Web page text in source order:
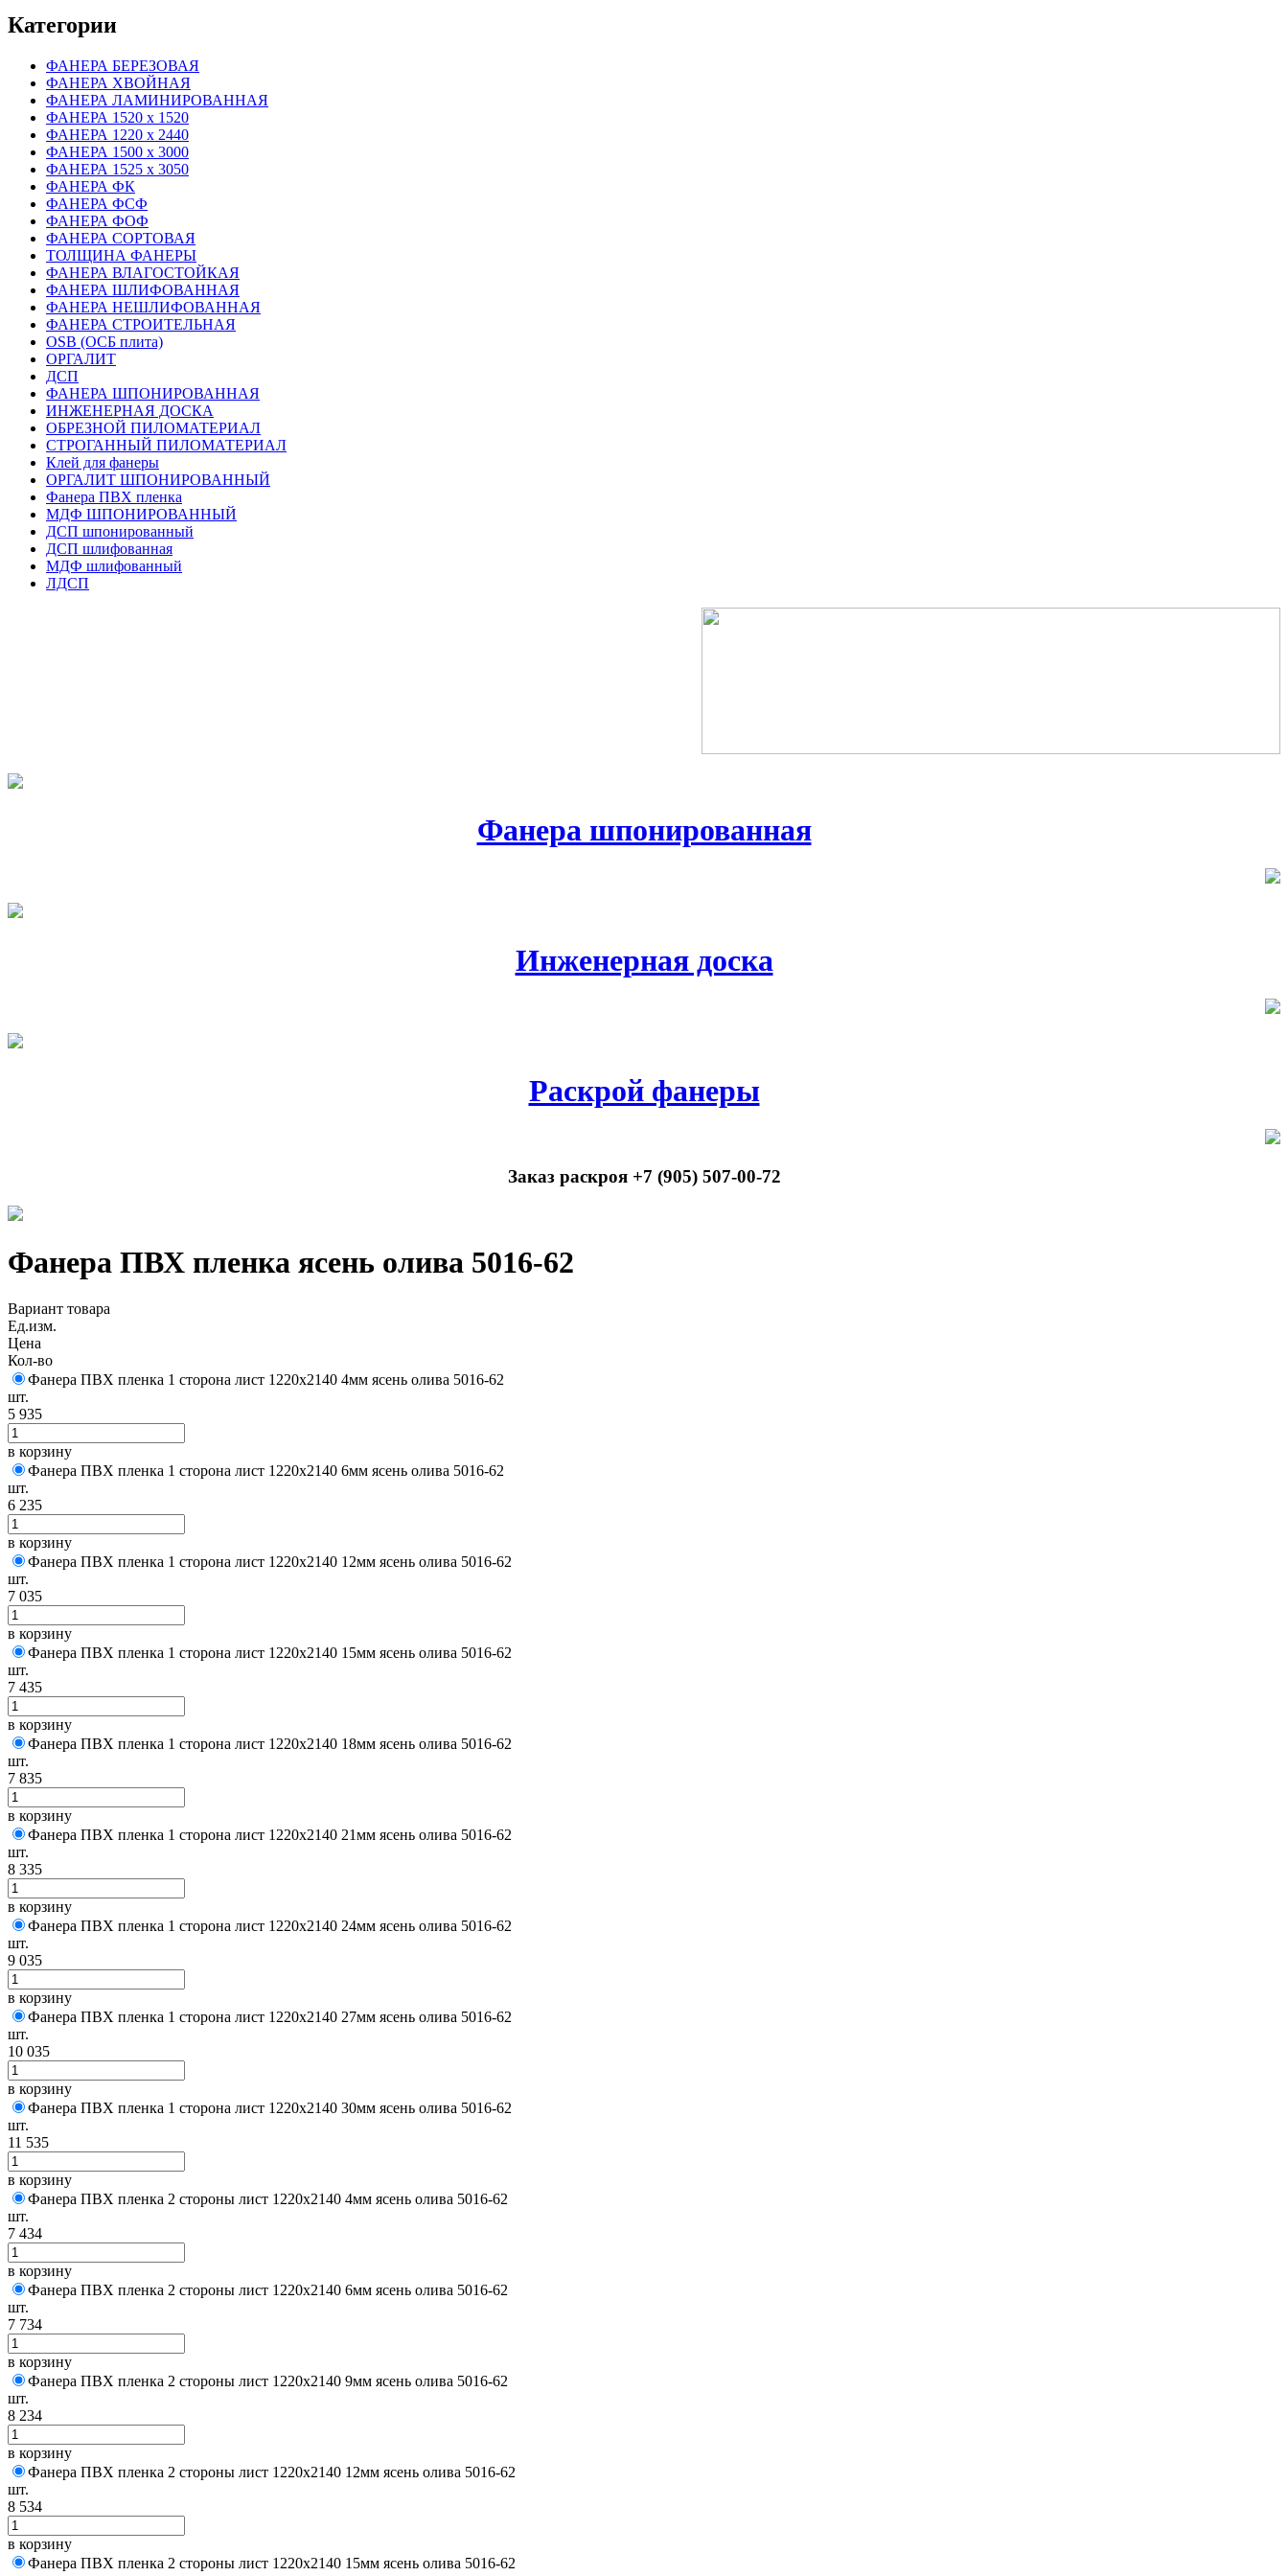
Категории
ФАНЕРА БЕРЕЗОВАЯ
ФАНЕРА ХВОЙНАЯ
ФАНЕРА ЛАМИНИРОВАННАЯ
ФАНЕРА 1520 х 1520
ФАНЕРА 1220 х 2440
ФАНЕРА 1500 х 3000
ФАНЕРА 1525 х 3050
ФАНЕРА ФК
ФАНЕРА ФСФ
ФАНЕРА ФОФ
ФАНЕРА СОРТОВАЯ
ТОЛЩИНА ФАНЕРЫ
ФАНЕРА ВЛАГОСТОЙКАЯ
ФАНЕРА ШЛИФОВАННАЯ
ФАНЕРА НЕШЛИФОВАННАЯ
ФАНЕРА СТРОИТЕЛЬНАЯ
OSB (ОСБ плита)
ОРГАЛИТ
ДСП
ФАНЕРА ШПОНИРОВАННАЯ
ИНЖЕНЕРНАЯ ДОСКА
ОБРЕЗНОЙ ПИЛОМАТЕРИАЛ
СТРОГАННЫЙ ПИЛОМАТЕРИАЛ
Клей для фанеры
ОРГАЛИТ ШПОНИРОВАННЫЙ
Фанера ПВХ пленка
МДФ ШПОНИРОВАННЫЙ
ДСП шпонированный
ДСП шлифованная
МДФ шлифованный
ЛДСП
Фанера шпонированная
Инженерная доска
Раскрой фанеры
Заказ раскроя +7 (905) 507-00-72
Фанера ПВХ пленка ясень олива 5016-62
Вариант товара
Ед.изм.
Цена
Кол-во
Фанера ПВХ пленка 1 сторона лист 1220х2140 4мм ясень олива 5016-62
шт.
5 935
в корзину
Фанера ПВХ пленка 1 сторона лист 1220х2140 6мм ясень олива 5016-62
шт.
6 235
в корзину
Фанера ПВХ пленка 1 сторона лист 1220х2140 12мм ясень олива 5016-62
шт.
7 035
в корзину
Фанера ПВХ пленка 1 сторона лист 1220х2140 15мм ясень олива 5016-62
шт.
7 435
в корзину
Фанера ПВХ пленка 1 сторона лист 1220х2140 18мм ясень олива 5016-62
шт.
7 835
в корзину
Фанера ПВХ пленка 1 сторона лист 1220х2140 21мм ясень олива 5016-62
шт.
8 335
в корзину
Фанера ПВХ пленка 1 сторона лист 1220х2140 24мм ясень олива 5016-62
шт.
9 035
в корзину
Фанера ПВХ пленка 1 сторона лист 1220х2140 27мм ясень олива 5016-62
шт.
10 035
в корзину
Фанера ПВХ пленка 1 сторона лист 1220х2140 30мм ясень олива 5016-62
шт.
11 535
в корзину
Фанера ПВХ пленка 2 стороны лист 1220х2140 4мм ясень олива 5016-62
шт.
7 434
в корзину
Фанера ПВХ пленка 2 стороны лист 1220х2140 6мм ясень олива 5016-62
шт.
7 734
в корзину
Фанера ПВХ пленка 2 стороны лист 1220х2140 9мм ясень олива 5016-62
шт.
8 234
в корзину
Фанера ПВХ пленка 2 стороны лист 1220х2140 12мм ясень олива 5016-62
шт.
8 534
в корзину
Фанера ПВХ пленка 2 стороны лист 1220х2140 15мм ясень олива 5016-62